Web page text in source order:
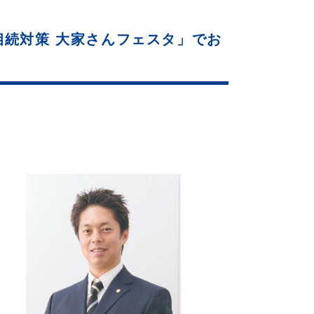
対策 大家さんフェスタ」でお